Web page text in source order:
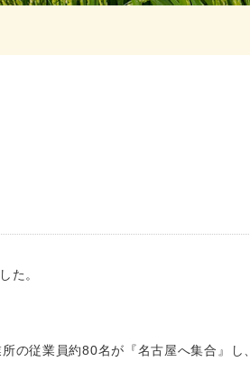
た。
の従業員約80名が『名古屋へ集合』し